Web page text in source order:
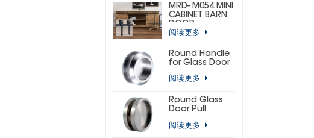
HORSESHOE)
MRD- M054 MINI
CABINET BARN
HARDWARE KIT
HORSESHOE)
阅读更多
Round Handle
for Glass Door
阅读更多
Round Glass
Door Pull
阅读更多